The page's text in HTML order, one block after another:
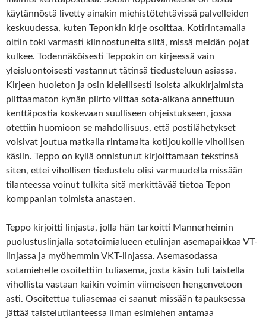
käytännöstä livetty ainakin miehistötehtävissä palvelleiden
keskuudessa, kuten Teponkin kirje osoittaa. Kotirintamalla
oltiin toki varmasti kiinnostuneita siitä, missä meidän pojat
kulkee. Todennäköisesti Teppokin on kirjeessä vain
yleisluontoisesti vastannut tätinsä tiedusteluun asiassa.
Kirjeen huoleton ja osin kielellisesti isoista alkukirjaimista
piittaamaton kynän piirto viittaa sota-aikana annettuun
kenttäpostia koskevaan suulliseen ohjeistukseen, jossa
otettiin huomioon se mahdollisuus, että postilähetykset
voisivat joutua matkalla rintamalta kotijoukoille vihollisen
käsiin. Teppo on kyllä onnistunut kirjoittamaan tekstinsä
siten, ettei vihollisen tiedustelu olisi varmuudella missään
tilanteessa voinut tulkita sitä merkittävää tietoa Tepon
komppanian toimista anastaen.
Teppo kirjoitti linjasta, jolla hän tarkoitti Mannerheimin
puolustuslinjalla sotatoimialueen etulinjan asemapaikkaa VT-
linjassa ja myöhemmin VKT-linjassa. Asemasodassa
sotamiehelle osoitettiin tuliasema, josta käsin tuli taistella
vihollista vastaan kaikin voimin viimeiseen hengenvetoon
asti. Osoitettua tuliasemaa ei saanut missään tapauksessa
jättää taistelutilanteessa ilman esimiehen antamaa